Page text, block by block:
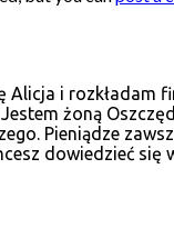
Alicja i rozkładam
żoną
Pieniądze
dowiedzieć się